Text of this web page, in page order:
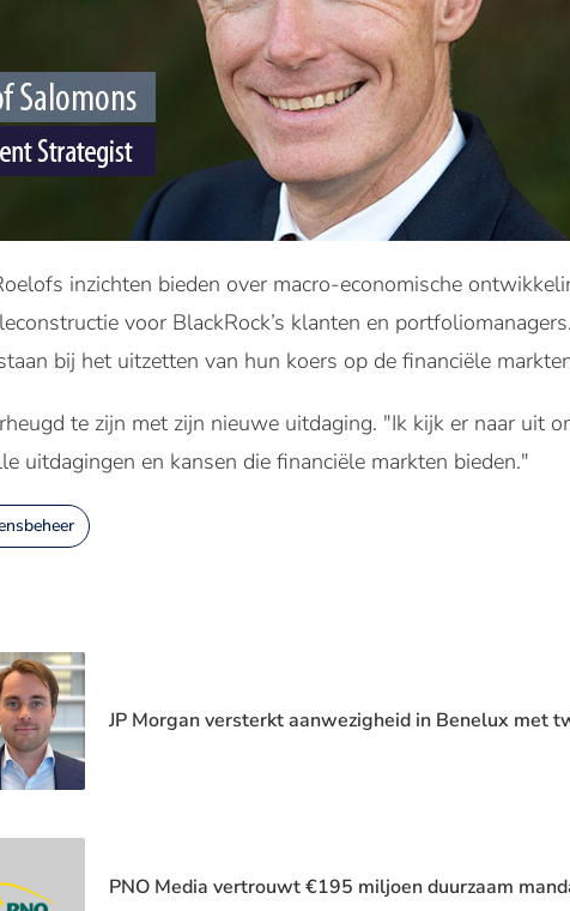
inzichten bieden over macro-economische
voor BlackRock’s klanten en
bij het uitzetten van hun koers op de financiële
te zijn met zijn nieuwe uitdaging. "Ik kijk er naar uit
uitdagingen en kansen die financiële markten bieden."
JP Morgan versterkt aanwezigheid in Benelux met
PNO Media vertrouwt €195 miljoen duurzaam